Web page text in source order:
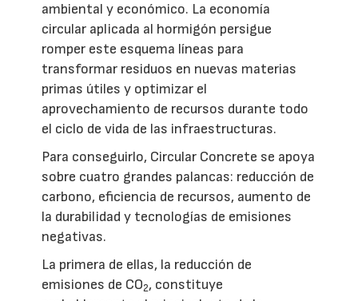
ambiental y económico. La economía
circular aplicada al hormigón persigue
romper este esquema líneas para
transformar residuos en nuevas materias
primas útiles y optimizar el
aprovechamiento de recursos durante todo
el ciclo de vida de las infraestructuras.
Para conseguirlo, Circular Concrete se apoya
sobre cuatro grandes palancas: reducción de
carbono, eficiencia de recursos, aumento de
la durabilidad y tecnologías de emisiones
negativas.
La primera de ellas, la reducción de
emisiones de CO2, constituye